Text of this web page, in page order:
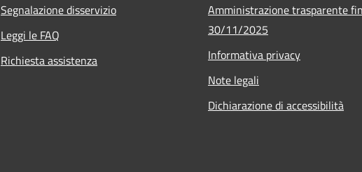
Segnalazione disservizio
Leggi le FAQ
Richiesta assistenza
Amministrazione trasparente
30/11/2025
Informativa privacy
Note legali
Dichiarazione di accessibilità